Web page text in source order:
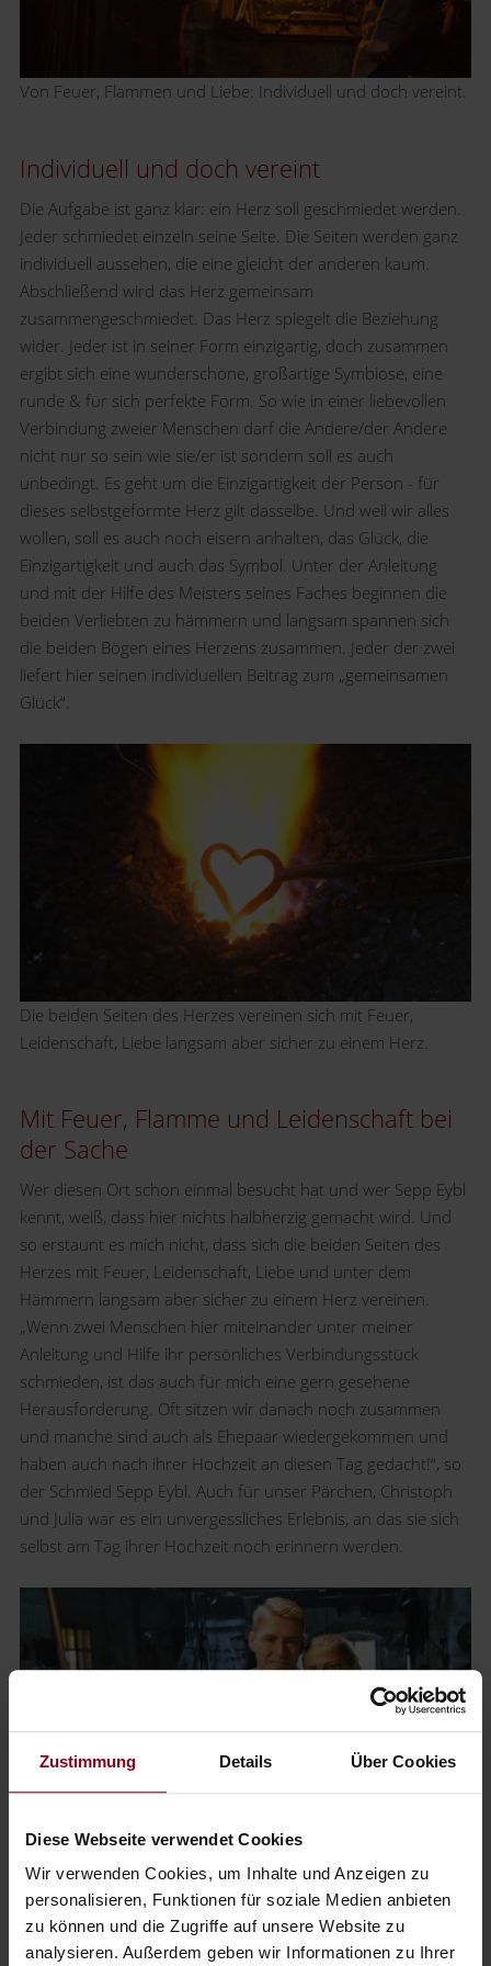
Zustimmung Details Über Cookies
Diese Webseite verwendet Cookies
Wir verwenden Cookies, um Inhalte und Anzeigen zu
personalisieren, Funktionen für soziale Medien anbieten
zu können und die Zugriffe auf unsere Website zu
analysieren. Außerdem geben wir Informationen zu Ihrer
Von Feuer, Flammen und Liebe: Individuell und doch vereint.
Individuell und doch vereint
Die Aufgabe ist ganz klar: ein Herz soll geschmiedet werden.
Jeder schmiedet einzeln seine Seite. Die Seiten werden ganz
individuell aussehen, die eine gleicht der anderen kaum.
Abschließend wird das Herz gemeinsam
zusammengeschmiedet. Das Herz spiegelt die Beziehung
wider. Jeder ist in seiner Form einzigartig, doch zusammen
ergibt sich eine wunderschöne, großartige Symbiose, eine
runde & für sich perfekte Form. So wie in einer liebevollen
Verbindung zweier Menschen darf die Andere/der Andere
nicht nur so sein wie sie/er ist sondern soll es auch
unbedingt. Es geht um die Einzigartigkeit der Person - für
dieses selbstgeformte Herz gilt dasselbe. Und weil wir alles
wollen, soll es auch noch eisern anhalten, das Glück, die
Einzigartigkeit und auch das Symbol. Unter der Anleitung
und mit der Hilfe des Meisters seines Faches beginnen die
beiden Verliebten zu hämmern und langsam spannen sich
die beiden Bögen eines Herzens zusammen. Jeder der zwei
liefert hier seinen individuellen Beitrag zum „gemeinsamen
Glück“.
Die beiden Seiten des Herzes vereinen sich mit Feuer,
Leidenschaft, Liebe langsam aber sicher zu einem Herz.
Mit Feuer, Flamme und Leidenschaft bei
der Sache
Wer diesen Ort schon einmal besucht hat und wer Sepp Eybl
kennt, weiß, dass hier nichts halbherzig gemacht wird. Und
so erstaunt es mich nicht, dass sich die beiden Seiten des
Herzes mit Feuer, Leidenschaft, Liebe und unter dem
Hämmern langsam aber sicher zu einem Herz vereinen.
„Wenn zwei Menschen hier miteinander unter meiner
Anleitung und Hilfe ihr persönliches Verbindungsstück
schmieden, ist das auch für mich eine gern gesehene
Herausforderung. Oft sitzen wir danach noch zusammen
und manche sind auch als Ehepaar wiedergekommen und
haben auch nach ihrer Hochzeit an diesen Tag gedacht!“, so
der Schmied Sepp Eybl. Auch für unser Pärchen, Christoph
und Julia war es ein unvergessliches Erlebnis, an das sie sich
selbst am Tag ihrer Hochzeit noch erinnern werden.
an das sie sich selbst am Tag ihrer Hochzeit noch erinnern
werden.